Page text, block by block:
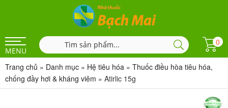
MENU
0
Trang chủ » Danh mục » Hệ tiêu hóa » Thuốc điều hòa tiêu hóa,
chống đầy hơi & kháng viêm » Atirlic 15g